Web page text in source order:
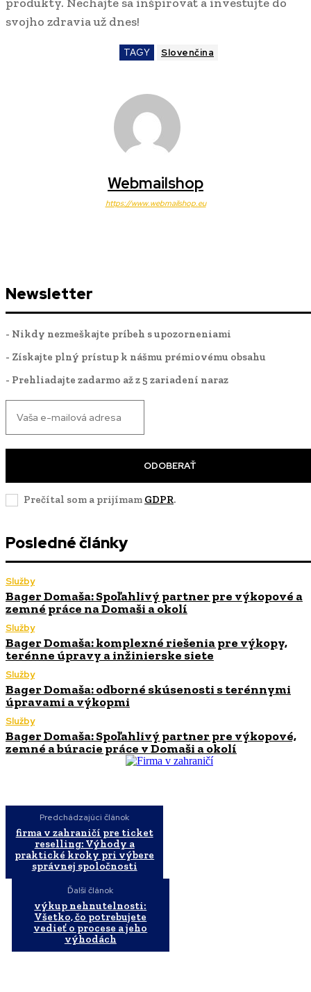
svojho zdravia už dnes!
TAGY Slovenčina
Webmailshop
https://www.webmailshop.eu
Newsletter
- Nikdy nezmeškajte príbeh s upozorneniami
- Získajte plný prístup k nášmu prémiovému obsahu
- Prehliadajte zadarmo až z 5 zariadení naraz
ODOBERAŤ
Prečítal som a prijímam GDPR.
Posledné články
Služby
Bager Domaša: Spoľahlivý partner pre výkopové a
zemné práce na Domaši a okolí
Služby
Bager Domaša: komplexné riešenia pre výkopy,
terénne úpravy a inžinierske siete
Služby
Bager Domaša: odborné skúsenosti s terénnymi
úpravami a výkopmi
Služby
Bager Domaša: Spoľahlivý partner pre výkopové,
zemné a búracie práce v Domaši a okolí
Predchádzajúci článok
firma v zahraničí pre ticket
reselling: Výhody a
praktické kroky pri výbere
správnej spoločnosti
Ďalší článok
výkup nehnutelnosti:
Všetko, čo potrebujete
vedieť o procese a jeho
výhodách